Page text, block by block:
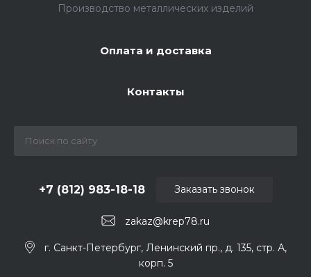
Производство металлических изделий
Оплата и доставка
Контакты
zakaz@krep78.ru
+7 (812) 983-18-18
г. Санкт-Петербург, Ленинский пр., д. 135, стр. А,
корп. 5
Заказать звонок